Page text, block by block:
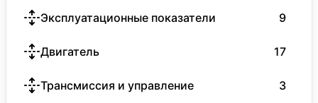
Эксплуатационные показатели 9
Двигатель 17
Трансмиссия и управление 3